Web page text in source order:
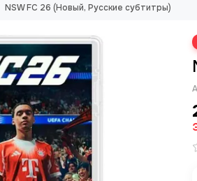
NSW FC 26 (Новый, Русские субтитры)